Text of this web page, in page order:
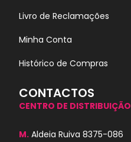
Livro de Reclamações
Minha Conta
Histórico de Compras
CONTACTOS
CENTRO DE DISTRIBUIÇÃO
M. Aldeia Ruiva 8375-086